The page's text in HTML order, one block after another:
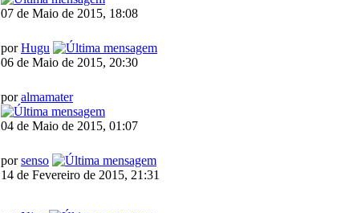
07 de Maio de 2015, 18:08
porHugu
06 de Maio de 2015, 20:30
poralmamater
04 de Maio de 2015, 01:07
porsenso
14 de Fevereiro de 2015, 21:31